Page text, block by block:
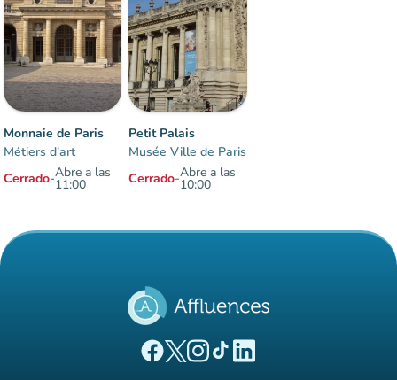
Monnaie de Paris
Métiers d'art
Cerrado-Abre a las
11:00
Petit Palais
Musée Ville de Paris
Cerrado-Abre a las
10:00
(nueva pestaña)
(nueva pestaña)
(nueva pestaña)
(nueva pestaña)